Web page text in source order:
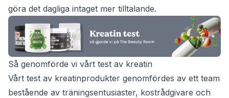
göra det dagliga intaget mer tilltalande.
Så genomförde vi vårt test av kreatin
Vårt test av kreatinprodukter genomfördes av ett team
bestående av träningsentusiaster, kostrådgivare och